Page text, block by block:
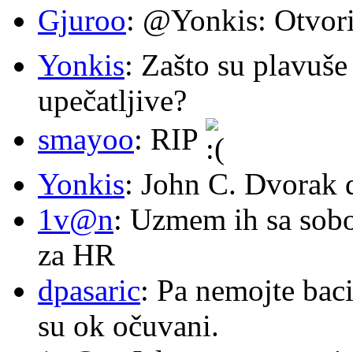
Gjuroo: @Yonkis:
Yonkis: Zašto su
upečatljive?
smayoo: RIP
Yonkis: John C. Dvorak
1v@n: Uzmem ih sa
za HR
dpasaric: Pa nemojte
su ok očuvani.